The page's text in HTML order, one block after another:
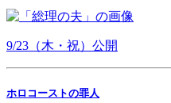
9/23（木・祝）公開
ホロコーストの罪人